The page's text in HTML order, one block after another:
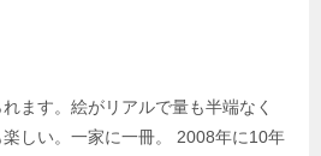
ます。絵がリアルで量も半端なく
しい。一家に一冊。 2008年に10年